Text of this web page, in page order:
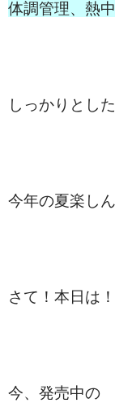
体調管理、熱
しっかりとし
今年の夏楽し
さて！本日は！
今、発売中の